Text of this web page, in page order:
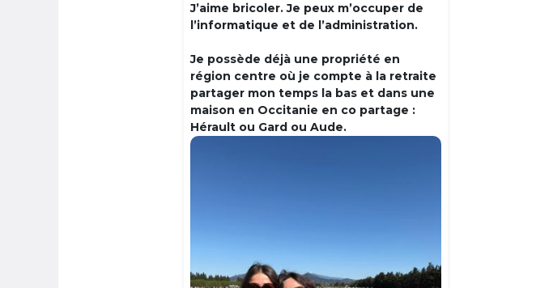
J’aime bricoler. Je peux m’occuper de
l’informatique et de l’administration.
Je possède déjà une propriété en
région centre où je compte à la retraite
partager mon temps la bas et dans une
maison en Occitanie en co partage :
Hérault ou Gard ou Aude.